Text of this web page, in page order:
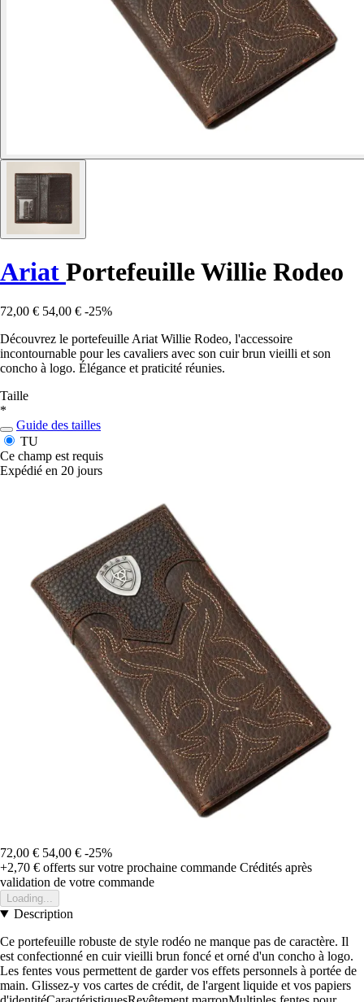
Ariat Portefeuille Willie Rodeo
72,00 € 54,00 € -25%
Découvrez le portefeuille Ariat Willie Rodeo, l'accessoire
incontournable pour les cavaliers avec son cuir brun vieilli et son
concho à logo. Élégance et praticité réunies.
Taille
*
Guide des tailles
TU
Ce champ est requis
Expédié en 20 jours
72,00 € 54,00 € -25%
+2,70 € offerts sur votre prochaine commande Crédités après
validation de votre commande
Loading...
Description
Ce portefeuille robuste de style rodéo ne manque pas de caractère. Il
est confectionné en cuir vieilli brun foncé et orné d'un concho à logo.
Les fentes vous permettent de garder vos effets personnels à portée de
main. Glissez-y vos cartes de crédit, de l'argent liquide et vos papiers